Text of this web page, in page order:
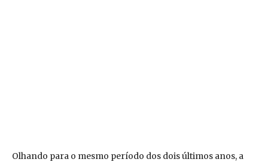
Olhando para o mesmo período dos dois últimos anos, a